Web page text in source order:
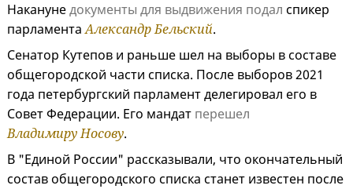
Наканунедокументы для выдвижения подал спикер
парламентаАлександр Бельский.
Сенатор Кутепов и раньше шел на выборы в составе
общегородской части списка. После выборов 2021
года петербургский парламент делегировал его в
Совет Федерации. Его мандат перешел
Владимиру Носову.
В "Единой России" рассказывали, что окончательный
состав общегородского списка станет известен после